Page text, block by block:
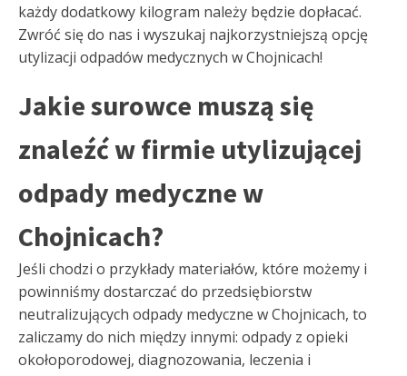
każdy dodatkowy kilogram należy będzie dopłacać.
Zwróć się do nas i wyszukaj najkorzystniejszą opcję
utylizacji odpadów medycznych w Chojnicach!
Jakie surowce muszą się
znaleźć w firmie utylizującej
odpady medyczne w
Chojnicach?
Jeśli chodzi o przykłady materiałów, które możemy i
powinniśmy dostarczać do przedsiębiorstw
neutralizujących odpady medyczne w Chojnicach, to
zaliczamy do nich między innymi: odpady z opieki
okołoporodowej, diagnozowania, leczenia i